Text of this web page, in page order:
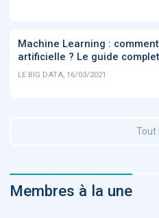
Machine Learning :
artificielle ? Le guide complet
LE BIG DATA, 16/03/2021
Tout
Membres à la une